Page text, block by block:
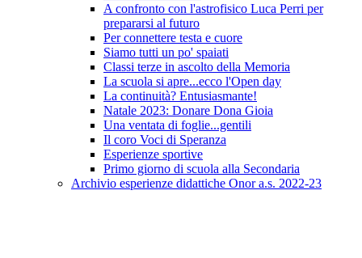
A confronto con l'astrofisico Luca Perri per
prepararsi al futuro
Per connettere testa e cuore
Siamo tutti un po' spaiati
Classi terze in ascolto della Memoria
La scuola si apre...ecco l'Open day
La continuità? Entusiasmante!
Natale 2023: Donare Dona Gioia
Una ventata di foglie...gentili
Il coro Voci di Speranza
Esperienze sportive
Primo giorno di scuola alla Secondaria
Archivio esperienze didattiche Onor a.s. 2022-23